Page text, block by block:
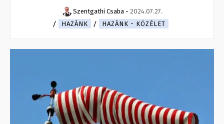
Szentgathi Csaba - 2024.07.27.
HAZÁNK
HAZÁNK - KÖZÉLET